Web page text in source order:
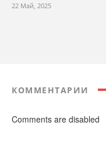
22 Май, 2025
КОММЕНТАРИИ
Comments are disabled